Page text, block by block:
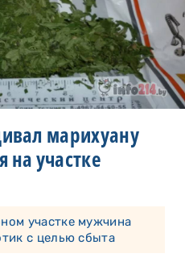
марихуану
на участке
участке мужчина
с целью сбыта